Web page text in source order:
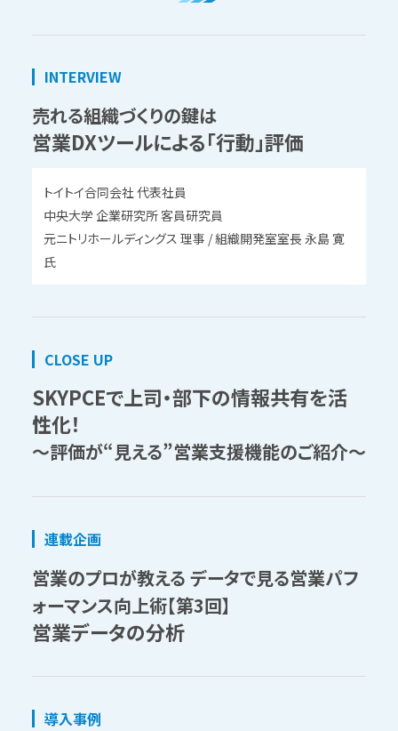
INTERVIEW
売れる組織づくりの鍵は
営業DXツールによる「行動」評価
トイトイ合同会社 代表社員
中央大学 企業研究所 客員研究員
元ニトリホールディングス 理事 / 組織開発室室長 永島 寛
氏
CLOSE UP
SKYPCEで上司・部下の情報共有を活
性化！
～評価が“見える”営業支援機能のご紹介～
連載企画
営業のプロが教える データで見る営業パフ
ォーマンス向上術【第3回】
営業データの分析
導入事例